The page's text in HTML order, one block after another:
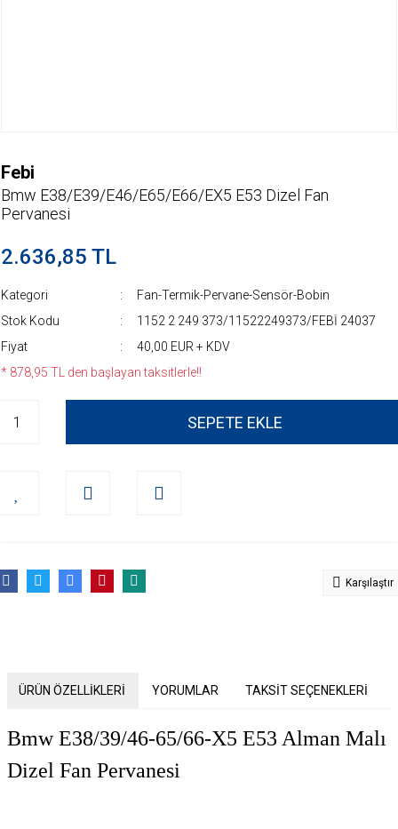
Febi
Bmw E38/E39/E46/E65/E66/EX5 E53 Dizel Fan
Pervanesi
2.636,85 TL
Kategori
Fan-Termik-Pervane-Sensör-Bobin
Stok Kodu
1152 2 249 373/11522249373/FEBİ 24037
Fiyat
40,00 EUR + KDV
* 878,95 TL den başlayan taksitlerle!!
SEPETE EKLE
Karşılaştır
ÜRÜN ÖZELLİKLERİ YORUMLAR TAKSİT SEÇENEKLERİ
Bmw E38/39/46-65/66-X5 E53 Alman Malı
Dizel Fan Pervanesi